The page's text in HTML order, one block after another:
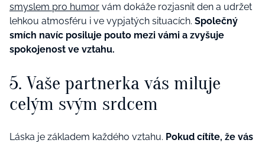
smyslem pro humor vám dokáže rozjasnit den a udržet
lehkou atmosféru i ve vypjatých situacích. Společný
smích navíc posiluje pouto mezi vámi a zvyšuje
spokojenost ve vztahu.
5. Vaše partnerka vás miluje
celým svým srdcem
Láska je základem každého vztahu. Pokud cítíte, že vás